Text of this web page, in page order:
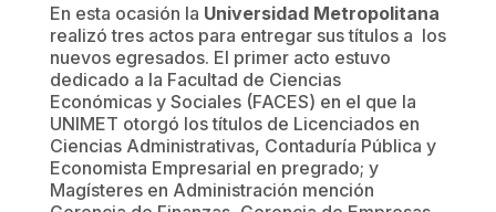
En esta ocasión la Universidad Metropolitana
realizó tres actos para entregar sus títulos a los
nuevos egresados. El primer acto estuvo
dedicado a la Facultad de Ciencias
Económicas y Sociales (FACES) en el que la
UNIMET otorgó los títulos de Licenciados en
Ciencias Administrativas, Contaduría Pública y
Economista Empresarial en pregrado; y
Magísteres en Administración mención